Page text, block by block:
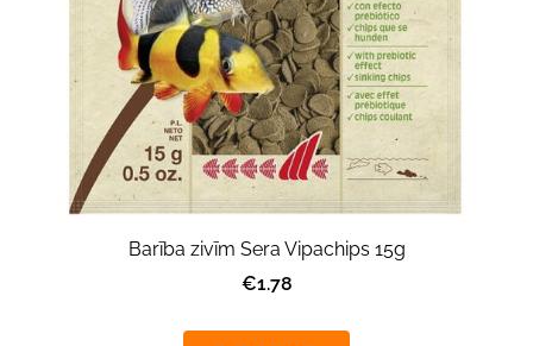
Barība zivīm Sera Vipachips 15g
€1.78